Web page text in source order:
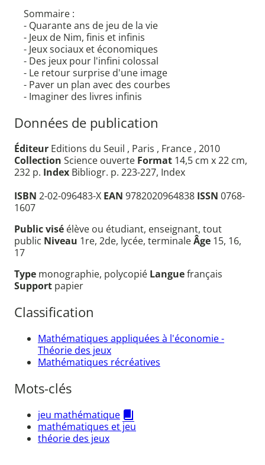
Sommaire :
- Quarante ans de jeu de la vie
- Jeux de Nim, finis et infinis
- Jeux sociaux et économiques
- Des jeux pour l'infini colossal
- Le retour surprise d'une image
- Paver un plan avec des courbes
- Imaginer des livres infinis
Données de publication
Éditeur Editions du Seuil , Paris , France , 2010
Collection Science ouverte Format 14,5 cm x 22 cm,
232 p. Index Bibliogr. p. 223-227, Index
ISBN 2-02-096483-X EAN 9782020964838 ISSN 0768-
1607
Public visé élève ou étudiant, enseignant, tout
public Niveau 1re, 2de, lycée, terminaleÂge 15, 16,
17
Type monographie, polycopié Languefrançais
Support papier
Classification
Mathématiques appliquées à l'économie -
Théorie des jeux
Mathématiques récréatives
Mots-clés
jeu mathématique
mathématiques et jeu
théorie des jeux